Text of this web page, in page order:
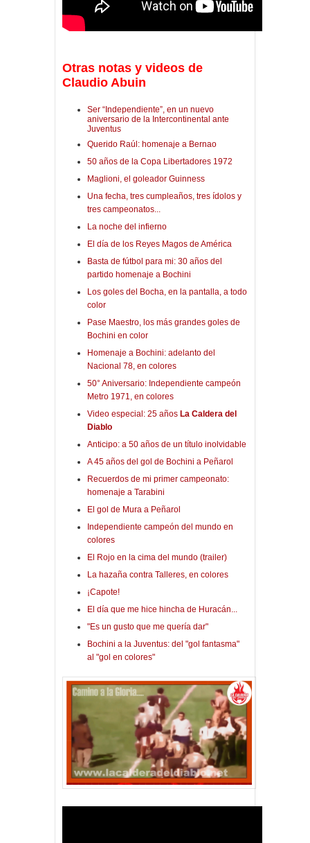
Otras notas y videos de
Claudio Abuin
Ser “Independiente”, en un nuevo
aniversario de la Intercontinental ante
Juventus
Querido Raúl: homenaje a Bernao
50 años de la Copa Libertadores 1972
Maglioni, el goleador Guinness
Una fecha, tres cumpleaños, tres ídolos y
tres campeonatos...
La noche del infierno
El día de los Reyes Magos de América
Basta de fútbol para mi: 30 años del
partido homenaje a Bochini
Los goles del Bocha, en la pantalla, a todo
color
Pase Maestro, los más grandes goles de
Bochini en color
Homenaje a Bochini: adelanto del
Nacional 78, en colores
50° Aniversario: Independiente campeón
Metro 1971, en colores
Video especial: 25 años La Caldera del
Diablo
Anticipo: a 50 años de un título inolvidable
A 45 años del gol de Bochini a Peñarol
Recuerdos de mi primer campeonato:
homenaje a Tarabini
El gol de Mura a Peñarol
Independiente campeón del mundo en
colores
El Rojo en la cima del mundo (trailer)
La hazaña contra Talleres, en colores
¡Capote!
El día que me hice hincha de Huracán...
"Es un gusto que me quería dar"
Bochini a la Juventus: del "gol fantasma"
al "gol en colores"